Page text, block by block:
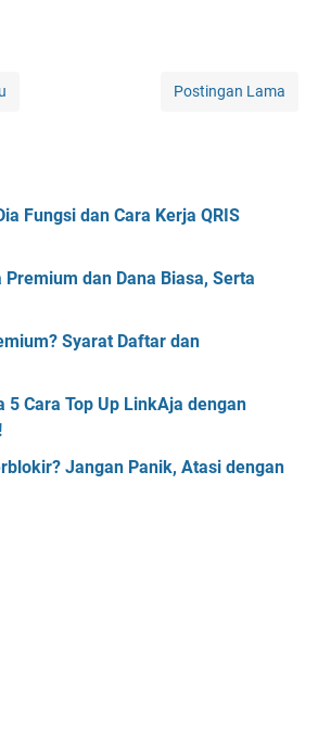
Postingan Lama
Fungsi dan Cara Kerja QRIS
Premium dan Dana Biasa, Serta
Syarat Daftar dan
5 Cara Top Up LinkAja dengan
Jangan Panik, Atasi dengan